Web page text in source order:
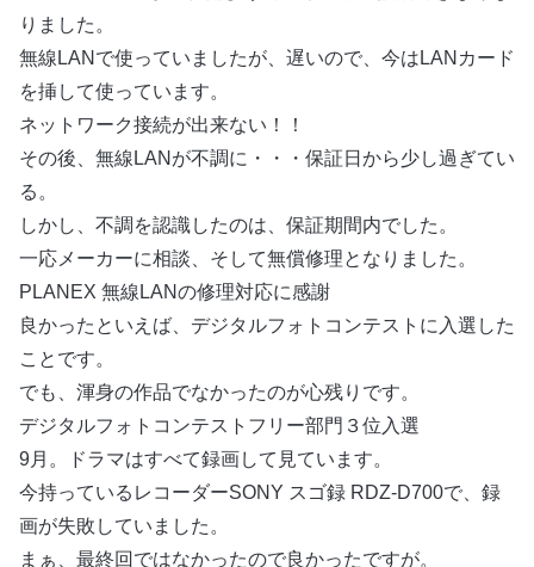
りました。
無線LANで使っていましたが、遅いので、今はLANカード
を挿して使っています。
ネットワーク接続が出来ない！！
その後、無線LANが不調に・・・保証日から少し過ぎてい
る。
しかし、不調を認識したのは、保証期間内でした。
一応メーカーに相談、そして無償修理となりました。
PLANEX 無線LANの修理対応に感謝
良かったといえば、デジタルフォトコンテストに入選した
ことです。
でも、渾身の作品でなかったのが心残りです。
デジタルフォトコンテストフリー部門３位入選
9月。ドラマはすべて録画して見ています。
今持っているレコーダーSONY スゴ録 RDZ-D700で、録
画が失敗していました。
まぁ、最終回ではなかったので良かったですが。